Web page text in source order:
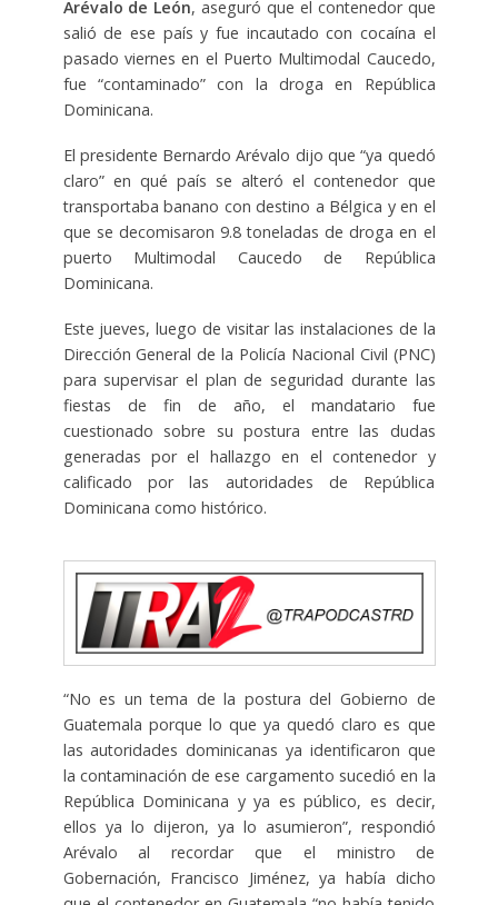
Arévalo de León, aseguró que el contenedor que
salió de ese país y fue incautado con cocaína el
pasado viernes en el Puerto Multimodal Caucedo,
fue “contaminado” con la droga en República
Dominicana.
El presidente Bernardo Arévalo dijo que “ya quedó
claro” en qué país se alteró el contenedor que
transportaba banano con destino a Bélgica y en el
que se decomisaron 9.8 toneladas de droga en el
puerto Multimodal Caucedo de República
Dominicana.
Este jueves, luego de visitar las instalaciones de la
Dirección General de la Policía Nacional Civil (PNC)
para supervisar el plan de seguridad durante las
fiestas de fin de año, el mandatario fue
cuestionado sobre su postura entre las dudas
generadas por el hallazgo en el contenedor y
calificado por las autoridades de República
Dominicana como histórico.
“No es un tema de la postura del Gobierno de
Guatemala porque lo que ya quedó claro es que
las autoridades dominicanas ya identificaron que
la contaminación de ese cargamento sucedió en la
República Dominicana y ya es público, es decir,
ellos ya lo dijeron, ya lo asumieron”, respondió
Arévalo al recordar que el ministro de
Gobernación, Francisco Jiménez, ya había dicho